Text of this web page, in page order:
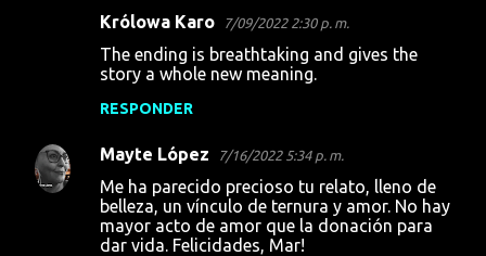
Królowa Karo 7/09/2022 2:30 p. m.
The ending is breathtaking and gives the
story a whole new meaning.
RESPONDER
Mayte López 7/16/2022 5:34 p. m.
Me ha parecido precioso tu relato, lleno de
belleza, un vínculo de ternura y amor. No hay
mayor acto de amor que la donación para
dar vida. Felicidades, Mar!